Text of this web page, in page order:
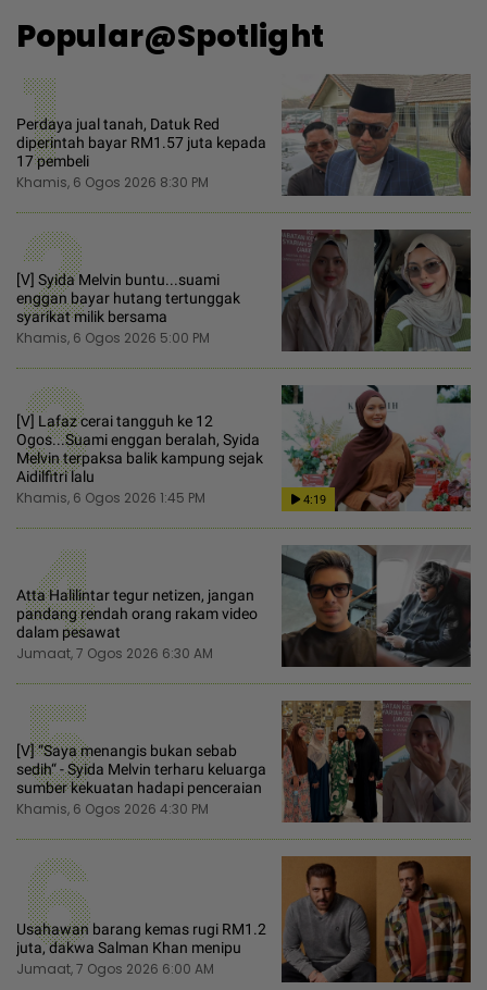
Popular@Spotlight
1
Perdaya jual tanah, Datuk Red
diperintah bayar RM1.57 juta kepada
17 pembeli
Khamis, 6 Ogos 2026 8:30 PM
2
[V] Syida Melvin buntu...suami
enggan bayar hutang tertunggak
syarikat milik bersama
Khamis, 6 Ogos 2026 5:00 PM
3
[V] Lafaz cerai tangguh ke 12
Ogos...Suami enggan beralah, Syida
Melvin terpaksa balik kampung sejak
Aidilfitri lalu
Khamis, 6 Ogos 2026 1:45 PM 4:19
4
Atta Halilintar tegur netizen, jangan
pandang rendah orang rakam video
dalam pesawat
Jumaat, 7 Ogos 2026 6:30 AM
5
[V] “Saya menangis bukan sebab
sedih“ - Syida Melvin terharu keluarga
sumber kekuatan hadapi penceraian
Khamis, 6 Ogos 2026 4:30 PM
6
Usahawan barang kemas rugi RM1.2
juta, dakwa Salman Khan menipu
Jumaat, 7 Ogos 2026 6:00 AM